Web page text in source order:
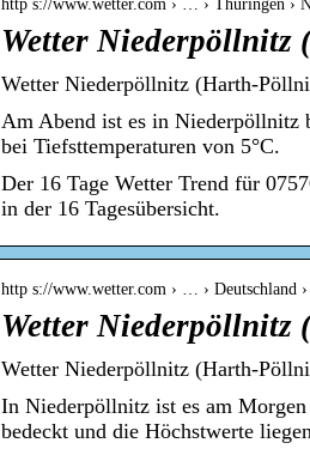
http s://www.wetter.com › … › Thüringen ›
Wetter Niederpöllnitz
Wetter Niederpöllnitz (Harth-
Am Abend ist es in Niederpöllnitz
bei Tiefsttemperaturen von 5°C.
Der 16 Tage Wetter Trend für
in der 16 Tagesübersicht.
http s://www.wetter.com › … › Deutschland
Wetter
Wetter Niederpöllnitz (Harth-
In Niederpöllnitz ist es am
bedeckt und die Höchstwerte